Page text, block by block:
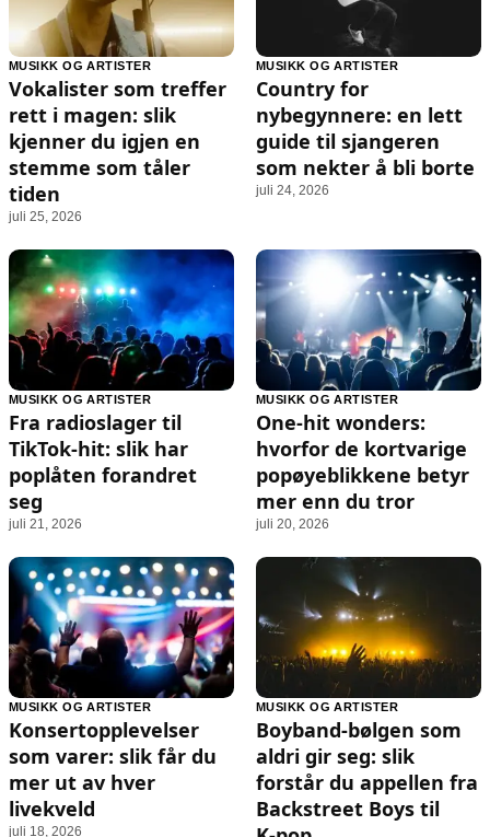
MUSIKK OG ARTISTER
Vokalister som treffer
rett i magen: slik
kjenner du igjen en
stemme som tåler
tiden
juli 25, 2026
MUSIKK OG ARTISTER
Country for
nybegynnere: en lett
guide til sjangeren
som nekter å bli borte
juli 24, 2026
MUSIKK OG ARTISTER
Fra radioslager til
TikTok-hit: slik har
poplåten forandret
seg
juli 21, 2026
MUSIKK OG ARTISTER
One-hit wonders:
hvorfor de kortvarige
popøyeblikkene betyr
mer enn du tror
juli 20, 2026
MUSIKK OG ARTISTER
Konsertopplevelser
som varer: slik får du
mer ut av hver
livekveld
juli 18, 2026
MUSIKK OG ARTISTER
Boyband-bølgen som
aldri gir seg: slik
forstår du appellen fra
Backstreet Boys til